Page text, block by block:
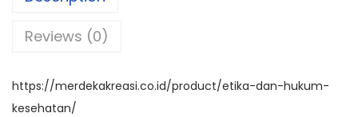
o
o
k
A
p m
Reviews (0)
https://merdekakreasi.co.id/product/etika-dan-hukum-
kesehatan/